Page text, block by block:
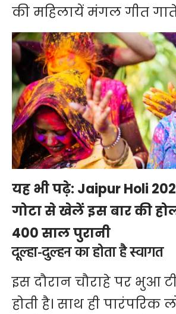
की महिलायें मंगल गीत
यह भी पढ़े: Jaipur Holi
गोटा से खेलें इस बार की
400 साल पुरानी
दूल्हा-दुल्हन का होता है स्वागत
इस दौरान चौराहे पर भुआ
होती है। साथ ही